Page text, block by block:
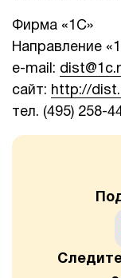
Фирма «1С»
Направление
e-mail:
сайт: http://
тел. (495) 258-